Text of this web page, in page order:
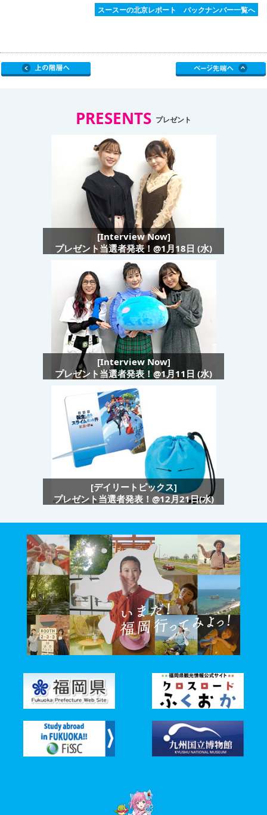
スースーの北京レポート バックナンバー一覧へ
PRESENTS プレゼント
[Interview Now]
プレゼント当選者発表！@1月18日 (水)
[Interview Now]
プレゼント当選者発表！@1月11日 (水)
[デイリートピックス]
プレゼント当選者発表！@12月21日(水)